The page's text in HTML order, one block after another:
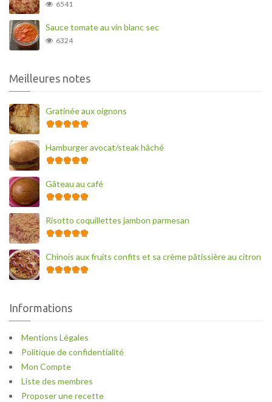
6541
Sauce tomate au vin blanc sec
6324
Meilleures notes
Gratinée aux oignons
Hamburger avocat/steak hâché
Gâteau au café
Risotto coquillettes jambon parmesan
Chinois aux fruits confits et sa crème pâtissière au citron
Informations
Mentions Légales
Politique de confidentialité
Mon Compte
Liste des membres
Proposer une recette